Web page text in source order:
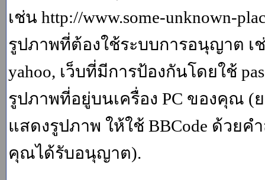
เช่น http://www.some-unknown-
รูปภาพที่ต้องใช้ระบบการอนุญาต เ
yahoo, เว็บที่มีการป้องกันโดยใช้
รูปภาพที่อยู่บนเครื่อง PC ของคุณ (
แสดงรูปภาพ ให้ใช้ BBCode ด้วย
คุณได้รับอนุญาต).